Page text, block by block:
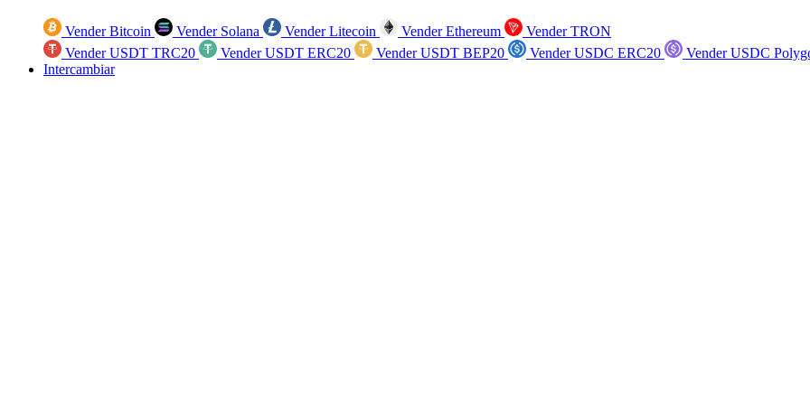
Vender Bitcoin Vender Solana Vender Litecoin Vender Ethereum
Vender TRON
Vender USDT TRC20
Vender USDT ERC20 Vender USDT BEP20 Vender USDC ERC20
Vender USDC
Intercambiar